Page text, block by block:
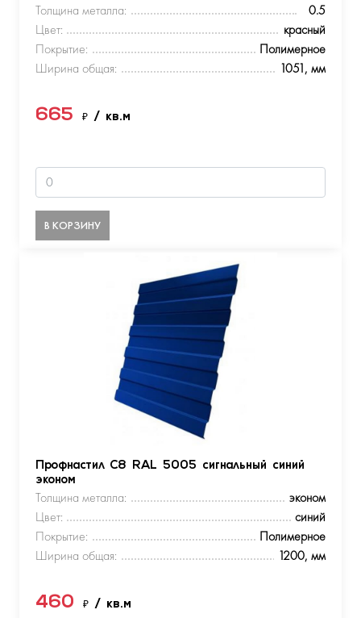
Толщина металла:
0.5
Цвет:
красный
Покрытие:
Полимерное
Ширина общая:
1051, мм
665 ₽ / кв.м
В КОРЗИНУ
Профнастил С8 RAL 5005 сигнальный синий
эконом
Толщина металла:
эконом
Цвет:
синий
Покрытие:
Полимерное
Ширина общая:
1200, мм
460 ₽ / кв.м